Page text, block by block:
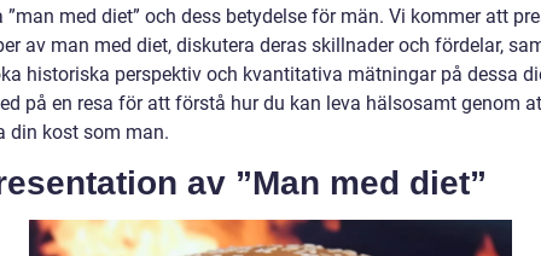
med diet” och dess betydelse för män. Vi kommer att
av man med diet, diskutera deras skillnader och fördelar,
historiska perspektiv och kvantitativa mätningar på dessa
på en resa för att förstå hur du kan leva hälsosamt genom
din kost som man.
av ”Man med diet”